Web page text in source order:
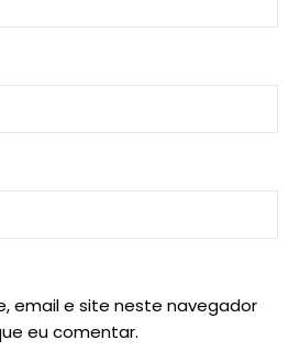
email e site neste navegador
eu comentar.